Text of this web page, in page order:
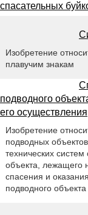
спасательных
Изобретение
плавучим знакам
подводного
его осуществления
Изобретение
подводных
технических
объекта, лежащего
спасения и
подводного объекта